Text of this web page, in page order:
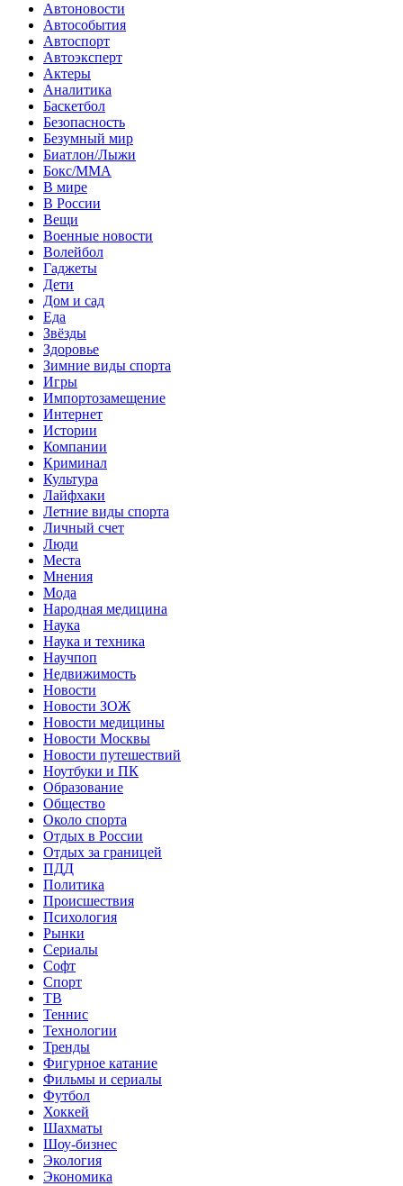
Автоновости
Автособытия
Автоспорт
Автоэксперт
Актеры
Аналитика
Баскетбол
Безопасность
Безумный мир
Биатлон/Лыжи
Бокс/MMA
В мире
В России
Вещи
Военные новости
Волейбол
Гаджеты
Дети
Дом и сад
Еда
Звёзды
Здоровье
Зимние виды спорта
Игры
Импортозамещение
Интернет
Истории
Компании
Криминал
Культура
Лайфхаки
Летние виды спорта
Личный счет
Люди
Места
Мнения
Мода
Народная медицина
Наука
Наука и техника
Научпоп
Недвижимость
Новости
Новости ЗОЖ
Новости медицины
Новости Москвы
Новости путешествий
Ноутбуки и ПК
Образование
Общество
Около спорта
Отдых в России
Отдых за границей
ПДД
Политика
Происшествия
Психология
Рынки
Сериалы
Софт
Спорт
ТВ
Теннис
Технологии
Тренды
Фигурное катание
Фильмы и сериалы
Футбол
Хоккей
Шахматы
Шоу-бизнес
Экология
Экономика